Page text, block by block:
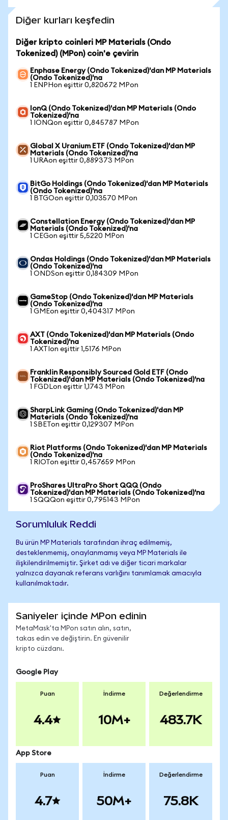
Diğer kurları keşfedin
Diğer kripto coinleri MP Materials (Ondo
Tokenized) (MPon) coin'e çevirin
Enphase Energy (Ondo Tokenized)'dan MP Materials
(Ondo Tokenized)'na
1 ENPHon eşittir 0,820672 MPon
IonQ (Ondo Tokenized)'dan MP Materials (Ondo
Tokenized)'na
1 IONQon eşittir 0,845787 MPon
Global X Uranium ETF (Ondo Tokenized)'dan MP
Materials (Ondo Tokenized)'na
1 URAon eşittir 0,889373 MPon
BitGo Holdings (Ondo Tokenized)'dan MP Materials
(Ondo Tokenized)'na
1 BTGOon eşittir 0,103570 MPon
Constellation Energy (Ondo Tokenized)'dan MP
Materials (Ondo Tokenized)'na
1 CEGon eşittir 5,5220 MPon
Ondas Holdings (Ondo Tokenized)'dan MP Materials
(Ondo Tokenized)'na
1 ONDSon eşittir 0,184309 MPon
GameStop (Ondo Tokenized)'dan MP Materials
(Ondo Tokenized)'na
1 GMEon eşittir 0,404317 MPon
AXT (Ondo Tokenized)'dan MP Materials (Ondo
Tokenized)'na
1 AXTIon eşittir 1,5176 MPon
Franklin Responsibly Sourced Gold ETF (Ondo
Tokenized)'dan MP Materials (Ondo Tokenized)'na
1 FGDLon eşittir 1,1743 MPon
SharpLink Gaming (Ondo Tokenized)'dan MP
Materials (Ondo Tokenized)'na
1 SBETon eşittir 0,129307 MPon
Riot Platforms (Ondo Tokenized)'dan MP Materials
(Ondo Tokenized)'na
1 RIOTon eşittir 0,457659 MPon
ProShares UltraPro Short QQQ (Ondo
Tokenized)'dan MP Materials (Ondo Tokenized)'na
1 SQQQon eşittir 0,795143 MPon
Sorumluluk Reddi
Bu ürün MP Materials tarafından ihraç edilmemiş,
desteklenmemiş, onaylanmamış veya MP Materials ile
ilişkilendirilmemiştir. Şirket adı ve diğer ticari markalar
yalnızca dayanak referans varlığını tanımlamak amacıyla
kullanılmaktadır.
Saniyeler içinde MPon edinin
MetaMask'ta MPon satın alın, satın,
takas edin ve değiştirin. En güvenilir
kripto cüzdanı.
Google Play
Puan
4.4
İndirme
10M+
Değerlendirme
483.7K
App Store
Puan
4.7
İndirme
50M+
Değerlendirme
75.8K